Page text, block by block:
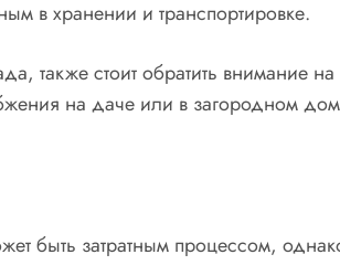
в хранении и транспортировке.
также стоит обратить внимание на
на даче или в загородном
быть затратным процессом,